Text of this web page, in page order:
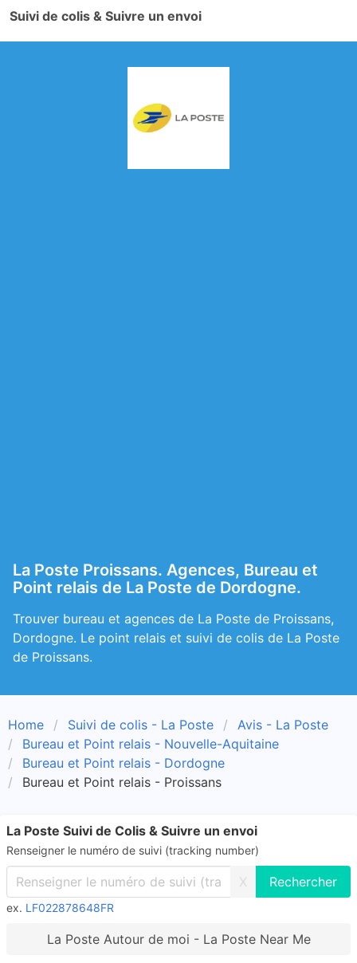
Suivi de colis & Suivre un envoi
La Poste Proissans. Agences, Bureau et
Point relais de La Poste de Dordogne.
Trouver bureau et agences de La Poste de Proissans,
Dordogne. Le point relais et suivi de colis de La Poste
de Proissans.
Home Suivi de colis - La Poste
Avis - La Poste
Bureau et Point relais - Nouvelle-Aquitaine
Bureau et Point relais - Dordogne
Bureau et Point relais - Proissans
La Poste Suivi de Colis & Suivre un envoi
Renseigner le numéro de suivi (tracking number)
X
ex. LF022878648FR
La Poste Autour de moi - La Poste Near Me